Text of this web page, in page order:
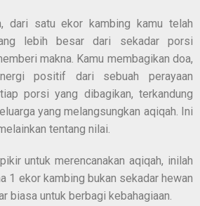
dari satu ekor kambing kamu telah
lebih besar dari sekadar porsi
makna. Kamu membagikan doa,
positif dari sebuah perayaan
porsi yang dibagikan, terkandung
yang melangsungkan aqiqah. Ini
tentang nilai.
untuk merencanakan aqiqah, inilah
1 ekor kambing bukan sekadar hewan
biasa untuk berbagi kebahagiaan.